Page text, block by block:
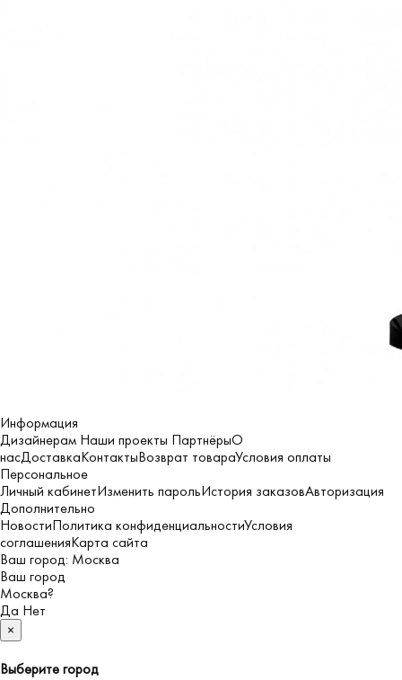
Информация
Дизайнерам Наши проекты ПартнёрыО
насДоставкаКонтактыВозврат товараУсловия оплаты
Персональное
Личный кабинетИзменить парольИстория заказовАвторизация
Дополнительно
НовостиПолитика конфиденциальностиУсловия
соглашенияКарта сайта
Ваш город: Москва
Ваш город
Москва?
Да Нет
×
Выберите город